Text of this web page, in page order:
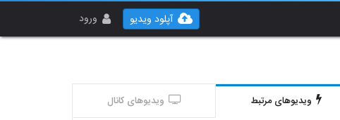
ورود آپلود ویدیو
ویدیوهای مرتبط ویدیوهای کانال